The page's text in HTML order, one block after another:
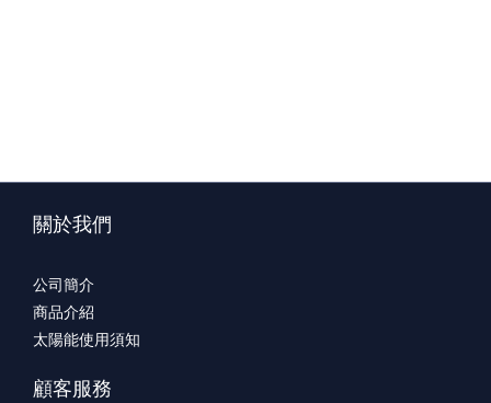
關於我們
公司簡介
商品介紹
太陽能使用須知
顧客服務